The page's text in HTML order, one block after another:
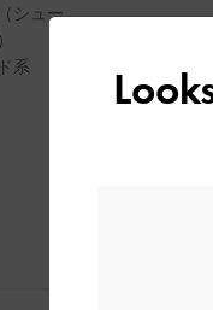
シュー
系
とにかくかわ
デザイン